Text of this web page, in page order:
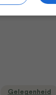
(Uitgeverij
Gelegenheid